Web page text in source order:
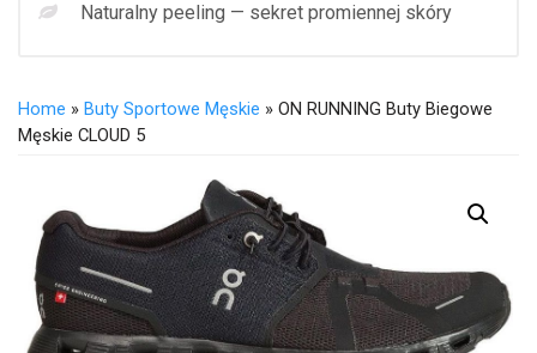
Naturalny peeling — sekret promiennej skóry
Home » Buty Sportowe Męskie » ON RUNNING Buty Biegowe
Męskie CLOUD 5